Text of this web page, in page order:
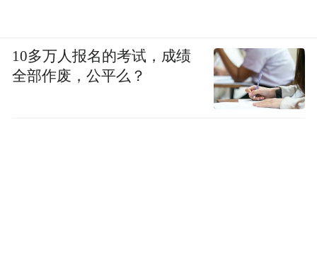
10多万人报名的考试，成绩
全部作废，公平么？